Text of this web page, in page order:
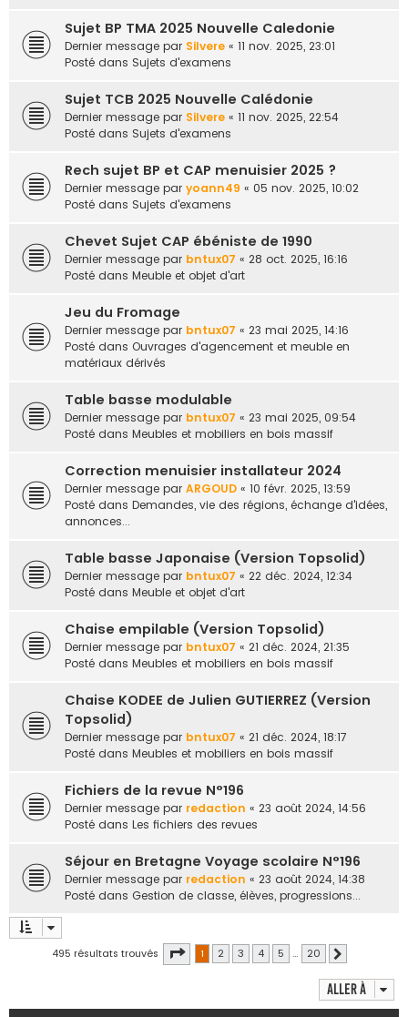
Sujet BP TMA 2025 Nouvelle Caledonie
Dernier message par Silvere « 11 nov. 2025, 23:01
Posté dans Sujets d'examens
Sujet TCB 2025 Nouvelle Calédonie
Dernier message par Silvere « 11 nov. 2025, 22:54
Posté dans Sujets d'examens
Rech sujet BP et CAP menuisier 2025 ?
Dernier message par yoann49 « 05 nov. 2025, 10:02
Posté dans Sujets d'examens
Chevet Sujet CAP ébéniste de 1990
Dernier message par bntux07 « 28 oct. 2025, 16:16
Posté dans Meuble et objet d'art
Jeu du Fromage
Dernier message par bntux07 « 23 mai 2025, 14:16
Posté dans Ouvrages d'agencement et meuble en
matériaux dérivés
Table basse modulable
Dernier message par bntux07 « 23 mai 2025, 09:54
Posté dans Meubles et mobiliers en bois massif
Correction menuisier installateur 2024
Dernier message par ARGOUD « 10 févr. 2025, 13:59
Posté dans Demandes, vie des régions, échange d'idées,
annonces...
Table basse Japonaise (Version Topsolid)
Dernier message par bntux07 « 22 déc. 2024, 12:34
Posté dans Meuble et objet d'art
Chaise empilable (Version Topsolid)
Dernier message par bntux07 « 21 déc. 2024, 21:35
Posté dans Meubles et mobiliers en bois massif
Chaise KODEE de Julien GUTIERREZ (Version
Topsolid)
Dernier message par bntux07 « 21 déc. 2024, 18:17
Posté dans Meubles et mobiliers en bois massif
Fichiers de la revue N°196
Dernier message par redaction « 23 août 2024, 14:56
Posté dans Les fichiers des revues
Séjour en Bretagne Voyage scolaire N°196
Dernier message par redaction « 23 août 2024, 14:38
Posté dans Gestion de classe, élèves, progressions...
495 résultats trouvés Page 1sur20
1 2 3 4 5 … 20
Aller à